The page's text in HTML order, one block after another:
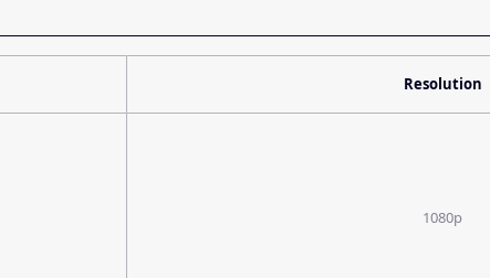
Resolution
1080p